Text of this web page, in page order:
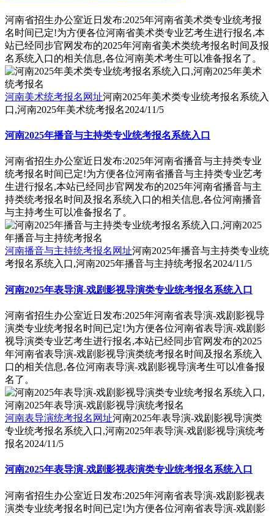
河南省招生办公室近日发布:2025年河南省美术类专业统考报
名时间已定!为方便各位河南省美术类专业艺考生进行报名,本
站已经同步官网发布的2025年河南省美术类统考报名时间及报
名系统入口的相关信息,各位河南美术考生可以准备报名了。
河南美术统考报名网址河南2025年美术类专业统考报名系统入
口,河南2025年美术统考报名2024/11/5
河南2025年播音与主持类专业统考报名系统入口
河南省招生办公室近日发布:2025年河南省播音与主持类专业
统考报名时间已定!为方便各位河南省播音与主持类专业艺考
生进行报名,本站已经同步官网发布的2025年河南省播音与主
持类统考报名时间及报名系统入口的相关信息,各位河南播音
与主持考生可以准备报名了。
河南播音与主持统考报名网址河南2025年播音与主持类专业统
考报名系统入口,河南2025年播音与主持统考报名2024/11/5
河南2025年表导演-戏剧影视导演类专业统考报名系统入口
河南省招生办公室近日发布:2025年河南省表导演-戏剧影视导
演类专业统考报名时间已定!为方便各位河南省表导演-戏剧影
视导演类专业艺考生进行报名,本站已经同步官网发布的2025
年河南省表导演-戏剧影视导演类统考报名时间及报名系统入
口的相关信息,各位河南表导演-戏剧影视导演考生可以准备报
名了。
河南表导演统考报名网址河南2025年表导演-戏剧影视导演类
专业统考报名系统入口,河南2025年表导演-戏剧影视导演统考
报名2024/11/5
河南2025年表导演-戏剧影视表演类专业统考报名系统入口
河南省招生办公室近日发布:2025年河南省表导演-戏剧影视表
演类专业统考报名时间已定!为方便各位河南省表导演-戏剧影